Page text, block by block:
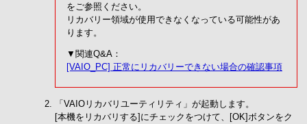
をご参照ください。
リカバリー領域が使用できなくなっている可能性があ
ります。
▼関連Q&A：
[VAIO_PC] 正常にリカバリーできない場合の確認事項
「VAIOリカバリユーティリティ」が起動します。
[本機をリカバリする]にチェックをつけて、[OK]ボタンをク